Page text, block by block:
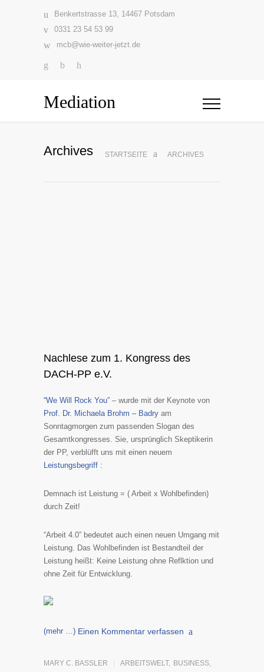
Benkertstrasse 13, 14467 Potsdam
0331 23 54 53 99
mcb@wie-weiter-jetzt.de
Mediation
Archives STARTSEITE ARCHIVES
Nachlese zum 1. Kongress des
DACH-PP e.V.
“We Will Rock You” – wurde mit der Keynote von
Prof. Dr. Michaela Brohm – Badry am
Sonntagmorgen zum passenden Slogan des
Gesamtkongresses. Sie, ursprünglich Skeptikerin
der PP, verblüfft uns mit einen neuem
Leistungsbegriff :
Demnach ist Leistung = ( Arbeit x Wohlbefinden)
durch Zeit!
“Arbeit 4.0” bedeutet auch einen neuen Umgang mit
Leistung. Das Wohlbefinden ist Bestandteil der
Leistung heißt: Keine Leistung ohne Reflktion und
ohne Zeit für Entwicklung.
(mehr …) Einen Kommentar verfassen
MARY C. BASSLER ARBEITSWELT, BUSINESS,